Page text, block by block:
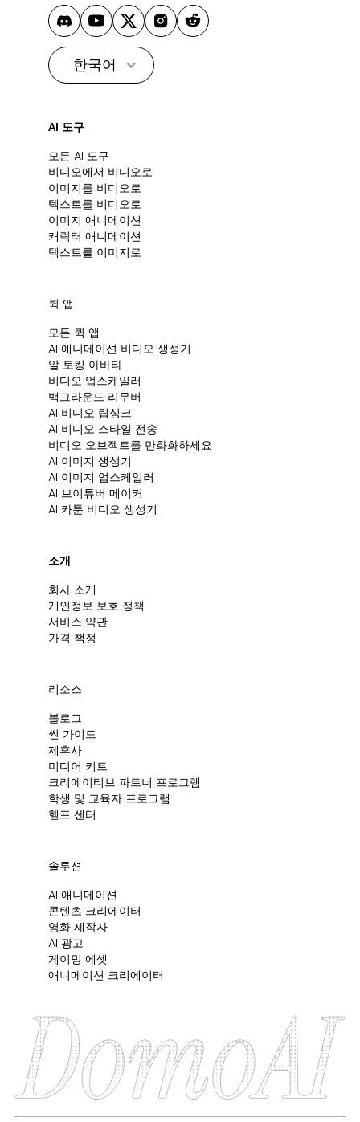
한국어
AI 도구
모든 AI 도구
비디오에서 비디오로
이미지를 비디오로
텍스트를 비디오로
이미지 애니메이션
캐릭터 애니메이션
텍스트를 이미지로
퀵 앱
모든 퀵 앱
Al 애니메이션 비디오 생성기
알 토킹 아바타
비디오 업스케일러
백그라운드 리무버
AI 비디오 립싱크
AI 비디오 스타일 전송
비디오 오브젝트를 만화화하세요
AI 이미지 생성기
AI 이미지 업스케일러
AI 브이튜버 메이커
AI 카툰 비디오 생성기
소개
회사 소개
개인정보 보호 정책
서비스 약관
가격 책정
리소스
블로그
씬 가이드
제휴사
미디어 키트
크리에이티브 파트너 프로그램
학생 및 교육자 프로그램
헬프 센터
솔루션
AI 애니메이션
콘텐츠 크리에이터
영화 제작자
AI 광고
게이밍 에셋
애니메이션 크리에이터